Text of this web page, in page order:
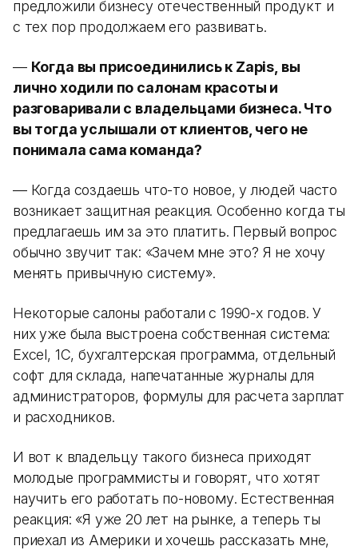
предложили бизнесу отечественный продукт и
с тех пор продолжаем его развивать.
— Когда вы присоединились к Zapis, вы
лично ходили по салонам красоты и
разговаривали с владельцами бизнеса. Что
вы тогда услышали от клиентов, чего не
понимала сама команда?
— Когда создаешь что-то новое, у людей часто
возникает защитная реакция. Особенно когда ты
предлагаешь им за это платить. Первый вопрос
обычно звучит так: «Зачем мне это? Я не хочу
менять привычную систему».
Некоторые салоны работали с 1990-х годов. У
них уже была выстроена собственная система:
Excel, 1С, бухгалтерская программа, отдельный
софт для склада, напечатанные журналы для
администраторов, формулы для расчета зарплат
и расходников.
И вот к владельцу такого бизнеса приходят
молодые программисты и говорят, что хотят
научить его работать по-новому. Естественная
реакция: «Я уже 20 лет на рынке, а теперь ты
приехал из Америки и хочешь рассказать мне,